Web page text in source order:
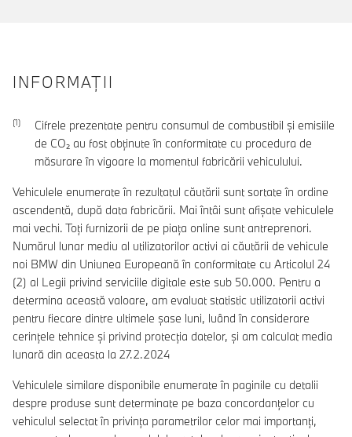
INFORMAŢII
Cifrele prezentate pentru consumul de combustibil şi emisiile
de CO₂ au fost obţinute în conformitate cu procedura de
măsurare în vigoare la momentul fabricării vehiculului.
Vehiculele enumerate în rezultatul căutării sunt sortate în ordine
ascendentă, după data fabricării. Mai întâi sunt afișate vehiculele
mai vechi. Toți furnizorii de pe piața online sunt antreprenori.
Numărul lunar mediu al utilizatorilor activi ai căutării de vehicule
noi BMW din Uniunea Europeană în conformitate cu Articolul 24
(2) al Legii privind serviciile digitale este sub 50.000. Pentru a
determina această valoare, am evaluat statistic utilizatorii activi
pentru fiecare dintre ultimele șase luni, luând în considerare
cerințele tehnice și privind protecția datelor, și am calculat media
lunară din aceasta la 27.2.2024
Vehiculele similare disponibile enumerate în paginile cu detalii
despre produse sunt determinate pe baza concordanțelor cu
vehiculul selectat în privința parametrilor celor mai importanți,